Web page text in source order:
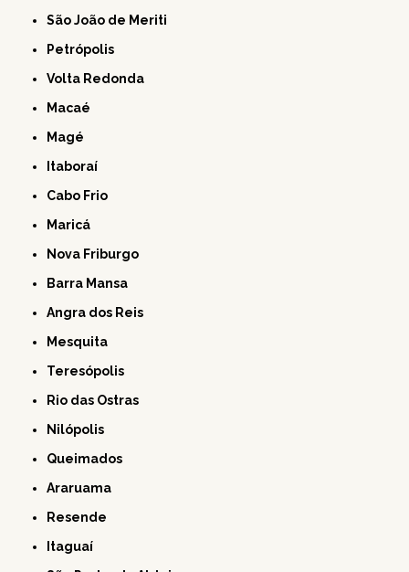
São João de Meriti
Petrópolis
Volta Redonda
Macaé
Magé
Itaboraí
Cabo Frio
Maricá
Nova Friburgo
Barra Mansa
Angra dos Reis
Mesquita
Teresópolis
Rio das Ostras
Nilópolis
Queimados
Araruama
Resende
Itaguaí